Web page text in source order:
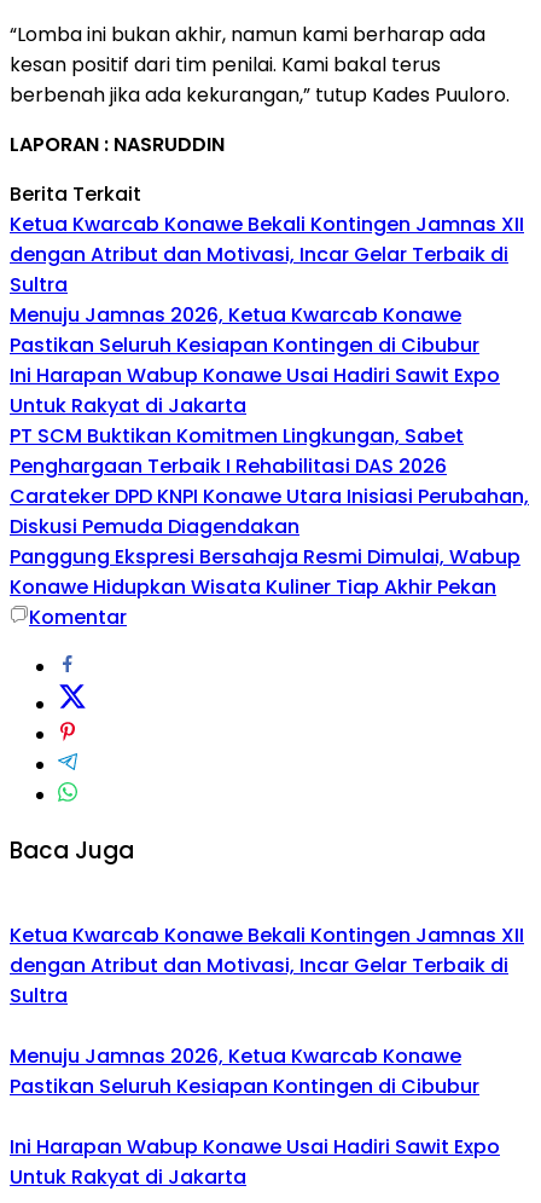
“Lomba ini bukan akhir, namun kami berharap ada
kesan positif dari tim penilai. Kami bakal terus
berbenah jika ada kekurangan,” tutup Kades Puuloro.
LAPORAN : NASRUDDIN
Berita Terkait
Ketua Kwarcab Konawe Bekali Kontingen Jamnas XII
dengan Atribut dan Motivasi, Incar Gelar Terbaik di
Sultra
Menuju Jamnas 2026, Ketua Kwarcab Konawe
Pastikan Seluruh Kesiapan Kontingen di Cibubur
Ini Harapan Wabup Konawe Usai Hadiri Sawit Expo
Untuk Rakyat di Jakarta
PT SCM Buktikan Komitmen Lingkungan, Sabet
Penghargaan Terbaik I Rehabilitasi DAS 2026
Carateker DPD KNPI Konawe Utara Inisiasi Perubahan,
Diskusi Pemuda Diagendakan
Panggung Ekspresi Bersahaja Resmi Dimulai, Wabup
Konawe Hidupkan Wisata Kuliner Tiap Akhir Pekan
Komentar
Baca Juga
Ketua Kwarcab Konawe Bekali Kontingen Jamnas XII
dengan Atribut dan Motivasi, Incar Gelar Terbaik di
Sultra
Menuju Jamnas 2026, Ketua Kwarcab Konawe
Pastikan Seluruh Kesiapan Kontingen di Cibubur
Ini Harapan Wabup Konawe Usai Hadiri Sawit Expo
Untuk Rakyat di Jakarta